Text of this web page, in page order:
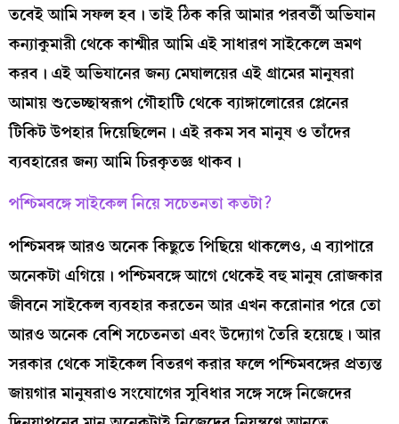
তবেই আমি সফল হব। তাই ঠিক করি আমার পরবর্তী অভিযান
কন্যাকুমারী থেকে কাশ্মীর আমি এই সাধারণ সাইকেলে ভ্রমণ
করব। এই অভিযানের জন্য মেঘালয়ের এই গ্রামের মানুষরা
আমায় শুভেচ্ছাস্বরূপ গৌহাটি থেকে ব্যাঙ্গালোরের প্লেনের
টিকিট উপহার দিয়েছিলেন। এই রকম সব মানুষ ও তাঁদের
ব্যবহারের জন্য আমি চিরকৃতজ্ঞ থাকব।
পশ্চিমবঙ্গে সাইকেল নিয়ে সচেতনতা কতটা?
পশ্চিমবঙ্গ আরও অনেক কিছুতে পিছিয়ে থাকলেও, এ ব্যাপারে
অনেকটা এগিয়ে। পশ্চিমবঙ্গে আগে থেকেই বহু মানুষ রোজকার
জীবনে সাইকেল ব্যবহার করতেন আর এখন করোনার পরে তো
আরও অনেক বেশি সচেতনতা এবং উদ্যোগ তৈরি হয়েছে। আর
সরকার থেকে সাইকেল বিতরণ করার ফলে পশ্চিমবঙ্গের প্রত্যন্ত
জায়গার মানুষরাও সংযোগের সুবিধার সঙ্গে সঙ্গে নিজেদের